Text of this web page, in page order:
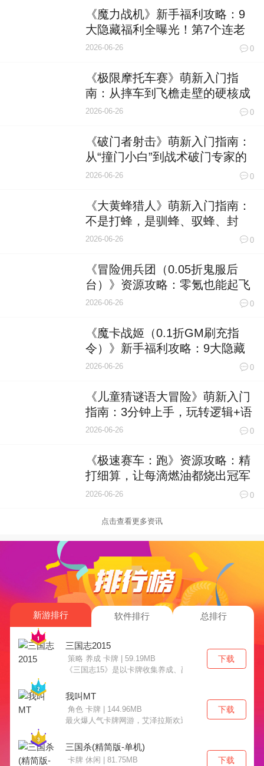
《魔力战机》新手福利攻略：9
大隐藏福利全曝光！第7个连老
玩家都曾错过
2026-06-26 0
《极限摩托车赛》萌新入门指
南：从摔车到飞檐走壁的硬核成
长手册
2026-06-26 0
《破门者射击》萌新入门指南：
从“撞门小白”到战术破门专家的
速成之路
2026-06-26 0
《大黄蜂猎人》萌新入门指南：
不是打蜂，是驯蜂、驭蜂、封
神！
2026-06-26 0
《冒险佣兵团（0.05折鬼服后
台）》资源攻略：零氪也能起飞
的黄金分配法则
2026-06-26 0
《魔卡战姬（0.1折GM刷充指
令）》新手福利攻略：9大隐藏
福利全曝光，首日肝穿VIP6不是
2026-06-26 0
《儿童猜谜语大冒险》萌新入门
指南：3分钟上手，玩转逻辑+语
言+想象力的奇妙世界！
2026-06-26 0
《极速赛车：跑》资源攻略：精
打细算，让每滴燃油都烧出冠军
加速度！
2026-06-26 0
点击查看更多资讯
新游排行 软件排行 总排行
三国志2015
策略 养成 卡牌 | 59.19MB
《三国志15》是以卡牌收集养成、副本战斗为核心内容
下载
我叫MT
角色 卡牌 | 144.96MB
最火爆人气卡牌网游，艾泽拉斯欢迎你！
下载
三国杀(精简版-单机)
卡牌 休闲 | 81.75MB
下载